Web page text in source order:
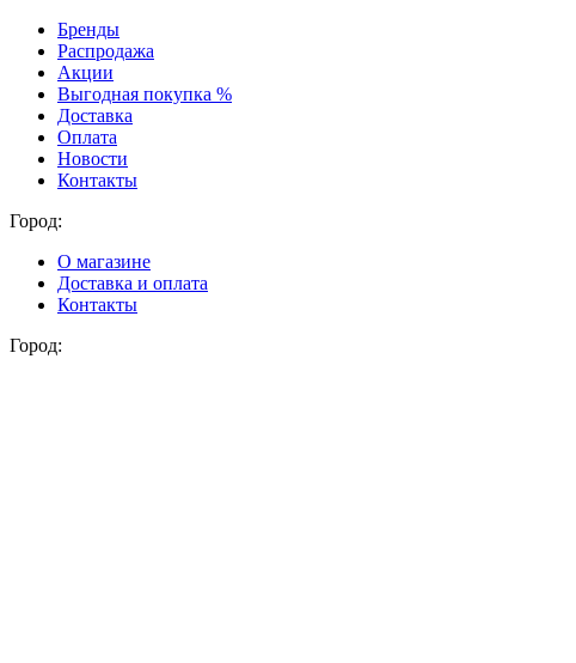
Бренды
Распродажа
Акции
Выгодная покупка %
Доставка
Оплата
Новости
Контакты
Город:
О магазине
Доставка и оплата
Контакты
Город: